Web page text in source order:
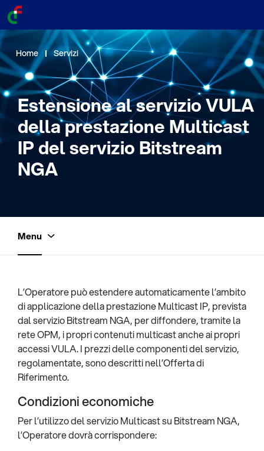
Home Servizi
Estensione al servizio VULA
della prestazione Multicast
IP del servizio Bitstream
NGA
Menu
L’Operatore può estendere automaticamente l’ambito
di applicazione della prestazione Multicast IP, prevista
dal servizio Bitstream NGA, per diffondere, tramite la
rete OPM, i propri contenuti multicast anche ai propri
accessi VULA. I prezzi delle componenti del servizio,
regolamentate, sono descritti nell’Offerta di
Riferimento.
Condizioni economiche
Per l’utilizzo del servizio Multicast su Bitstream NGA,
l’Operatore dovrà corrispondere: